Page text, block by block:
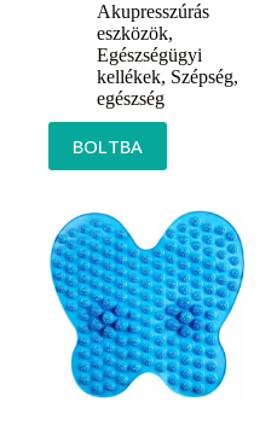
Akupresszúrás
eszközök,
Egészségügyi
kellékek, Szépség,
egészség
BOLTBA